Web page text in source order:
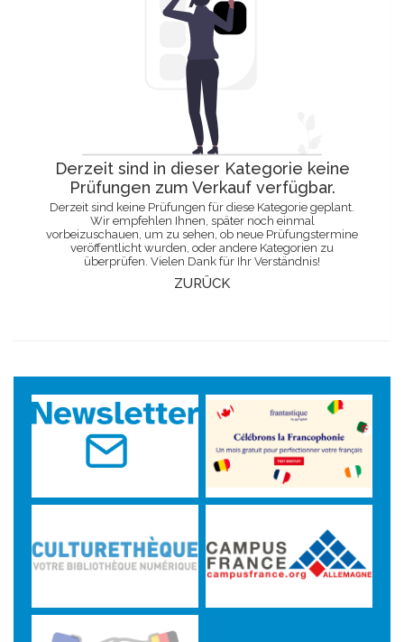
Derzeit sind in dieser Kategorie keine
Prüfungen zum Verkauf verfügbar.
Derzeit sind keine Prüfungen für diese Kategorie geplant.
Wir empfehlen Ihnen, später noch einmal
vorbeizuschauen, um zu sehen, ob neue Prüfungstermine
veröffentlicht wurden, oder andere Kategorien zu
überprüfen. Vielen Dank für Ihr Verständnis!
ZURÜCK